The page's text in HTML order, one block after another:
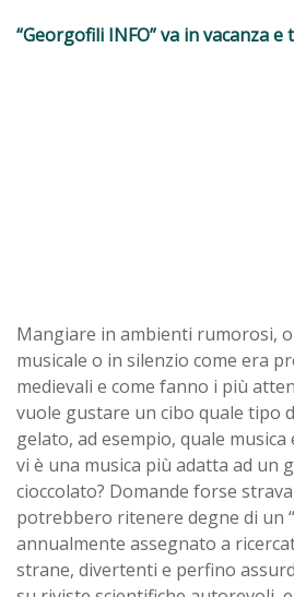
“Georgofili INFO” va in vacanza
Mangiare in ambienti rumorosi,
musicale o in silenzio come era
medievali e come fanno i più
vuole gustare un cibo quale tipo
gelato, ad esempio, quale
vi è una musica più adatta ad un
cioccolato? Domande forse
potrebbero ritenere degne di un
annualmente assegnato a
strane, divertenti e perfino